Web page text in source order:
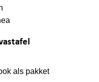
als pakket